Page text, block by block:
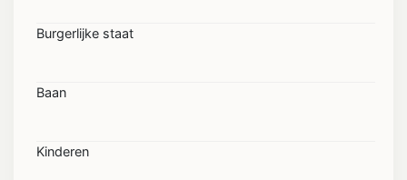
Burgerlijke staat
Baan
Kinderen